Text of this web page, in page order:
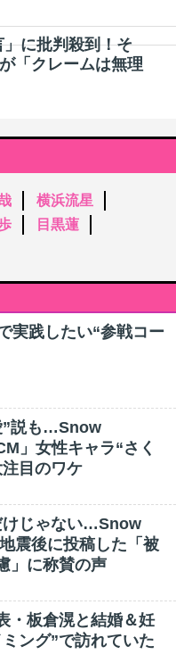
に批判殺到！そ
「クレームは無理
横浜流星
目黒蓮
実践したい“参戦コー
”説も…Snow
」女性キャラ“さく
目のワケ
けじゃない…Snow
震後に投稿した「被
」に称賛の声
・板倉滉と結婚＆妊
ング”で訪れていた